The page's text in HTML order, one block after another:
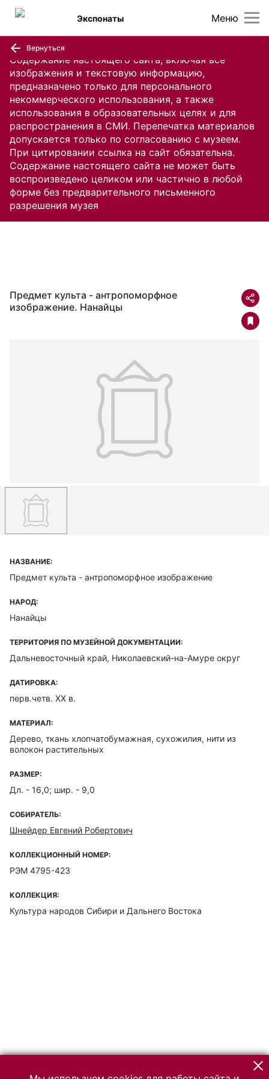
Содержание настоящего сайта, включая все
изображения и текстовую информацию,
предназначено только для персонального
некоммерческого использования, а также
использования в образовательных целях и для
распространения в СМИ. Перепечатка материалов
допускается только по согласованию с музеем.
При цитировании ссылка на сайт обязательна.
Содержание настоящего сайта не может быть
воспроизведено целиком или частично в любой
форме без предварительного письменного
разрешения музея
Меню
Экспонаты
Вернуться
Предмет культа - антропоморфное
изображение. Нанайцы
НАЗВАНИЕ:
Предмет культа - антропоморфное изображение
НАРОД:
Нанайцы
ТЕРРИТОРИЯ ПО МУЗЕЙНОЙ ДОКУМЕНТАЦИИ:
Дальневосточный край, Николаевский-на-Амуре округ
ДАТИРОВКА:
перв.четв. XX в.
МАТЕРИАЛ:
Дерево, ткань хлопчатобумажная, сухожилия, нити из
волокон растительных
РАЗМЕР:
Дл. - 16,0; шир. - 9,0
СОБИРАТЕЛЬ:
Шнейдер Евгений Робертович
КОЛЛЕКЦИОННЫЙ НОМЕР:
РЭМ 4795-423
КОЛЛЕКЦИЯ:
Культура народов Сибири и Дальнего Востока